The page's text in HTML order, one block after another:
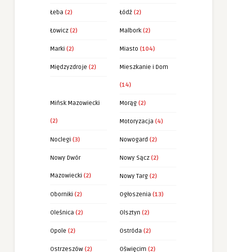
Łeba (2) Łódź (2)
Łowicz (2) Malbork (2)
Marki (2) Miasto (104)
Międzyzdroje (2) Mieszkanie i Dom
(14)
Mińsk Mazowiecki
(2)
Morąg (2)
Motoryzacja (4)
Noclegi (3) Nowogard (2)
Nowy Dwór
Mazowiecki (2)
Nowy Sącz (2)
Nowy Targ (2)
Oborniki (2) Ogłoszenia (13)
Oleśnica (2) Olsztyn (2)
Opole (2) Ostróda (2)
Ostrzeszów (2) Oświęcim (2)